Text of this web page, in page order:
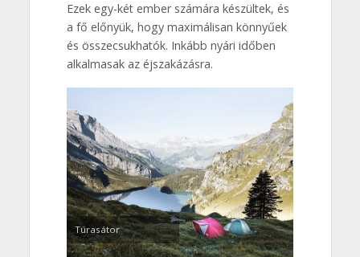
Ezek egy-két ember számára készültek, és
a fő előnyük, hogy maximálisan könnyűek
és összecsukhatók. Inkább nyári időben
alkalmasak az éjszakázásra.
Túrasátor